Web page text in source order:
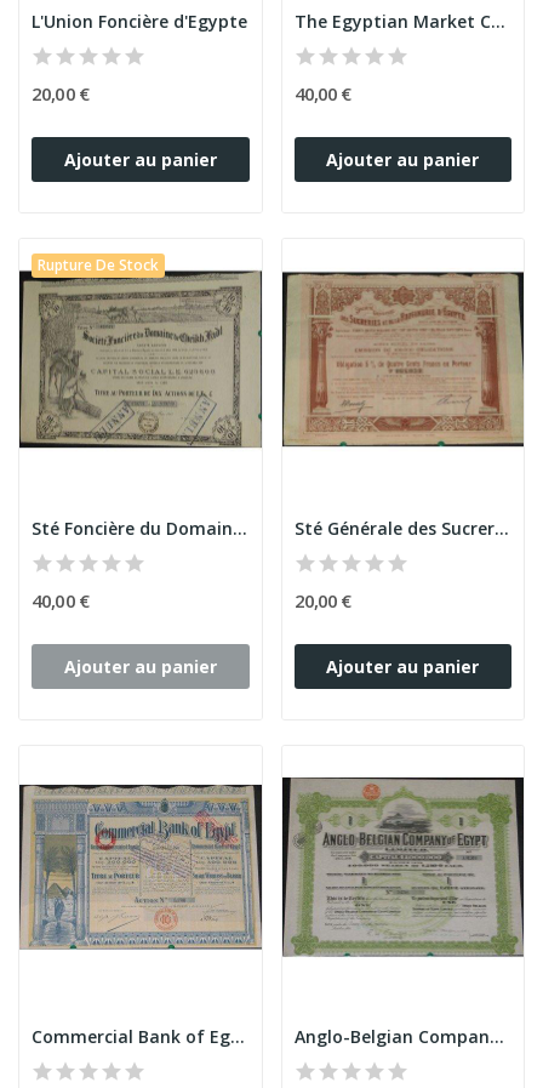
L'Union Foncière d'Egypte
20,00 €
Ajouter au panier
The Egyptian Market Cy (violette)
40,00 €
Ajouter au panier
Rupture De Stock
Sté Foncière du Domaine de Cheikh Fadl (10 Act)
40,00 €
Ajouter au panier
Sté Générale des Sucreries et de la Raffinerie...
20,00 €
Ajouter au panier
Commercial Bank of Egypt Anglo-Belgian Company of Egypt Ltd